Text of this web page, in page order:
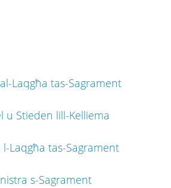
Laqgħa tas-Sagrament
u Stieden lill-Kelliema
Laqgħa tas-Sagrament
s-Sagrament